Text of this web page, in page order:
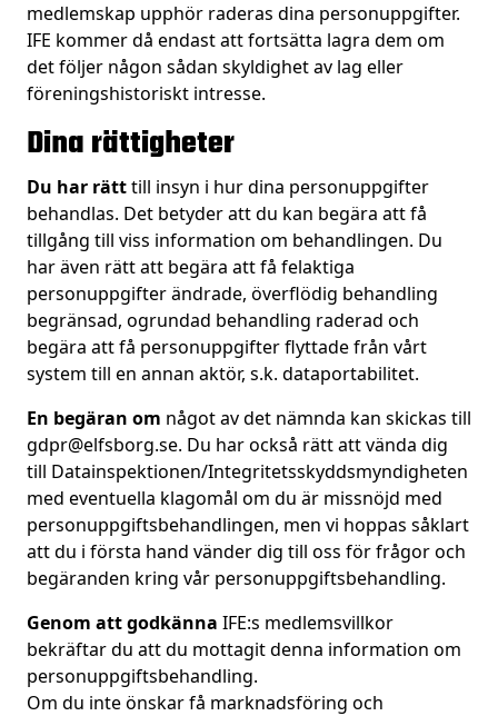
medlemskap upphör raderas dina personuppgifter.
IFE kommer då endast att fortsätta lagra dem om
det följer någon sådan skyldighet av lag eller
föreningshistoriskt intresse.
Dina rättigheter
Du har rätttill insyn i hur dina personuppgifter
behandlas. Det betyder att du kan begära att få
tillgång till viss information om behandlingen. Du
har även rätt att begära att få felaktiga
personuppgifter ändrade, överflödig behandling
begränsad, ogrundad behandling raderad och
begära att få personuppgifter flyttade från vårt
system till en annan aktör, s.k. dataportabilitet.
En begäran om något av det nämnda kan skickas till
gdpr@elfsborg.se. Du har också rätt att vända dig
till Datainspektionen/Integritetsskyddsmyndigheten
med eventuella klagomål om du är missnöjd med
personuppgiftsbehandlingen, men vi hoppas såklart
att du i första hand vänder dig till oss för frågor och
begäranden kring vår personuppgiftsbehandling.
Genom att godkänna IFE:s medlemsvillkor
bekräftar du att du mottagit denna information om
personuppgiftsbehandling.
Om du inte önskar få marknadsföring och